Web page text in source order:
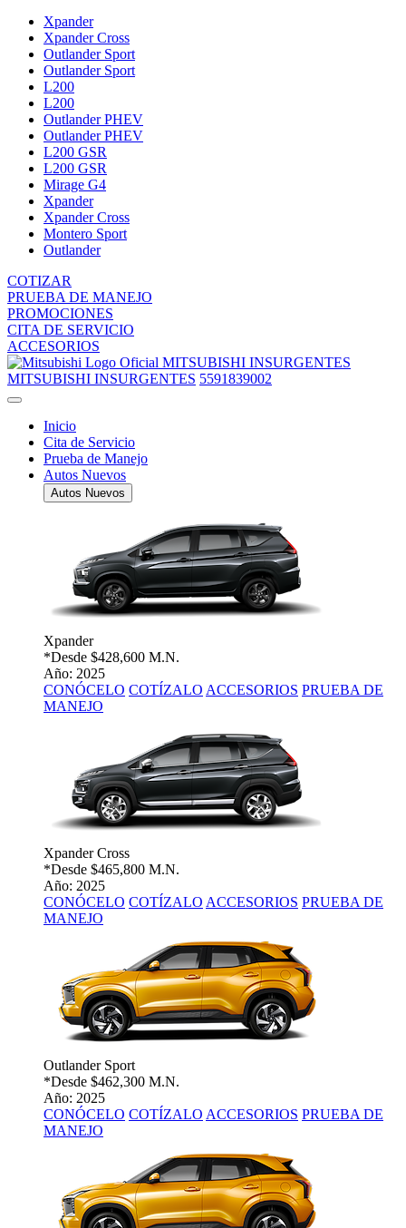
Xpander
Xpander Cross
Outlander Sport
Outlander Sport
L200
L200
Outlander PHEV
Outlander PHEV
L200 GSR
L200 GSR
Mirage G4
Xpander
Xpander Cross
Montero Sport
Outlander
COTIZAR
PRUEBA DE MANEJO
PROMOCIONES
CITA DE SERVICIO
ACCESORIOS
MITSUBISHI INSURGENTES
MITSUBISHI INSURGENTES 5591839002
Inicio
Cita de Servicio
Prueba de Manejo
Autos Nuevos
Autos Nuevos
Xpander
*Desde $428,600 M.N.
Año: 2025
CONÓCELO COTÍZALO ACCESORIOS PRUEBA DE
MANEJO
Xpander Cross
*Desde $465,800 M.N.
Año: 2025
CONÓCELO COTÍZALO ACCESORIOS PRUEBA DE
MANEJO
Outlander Sport
*Desde $462,300 M.N.
Año: 2025
CONÓCELO COTÍZALO ACCESORIOS PRUEBA DE
MANEJO